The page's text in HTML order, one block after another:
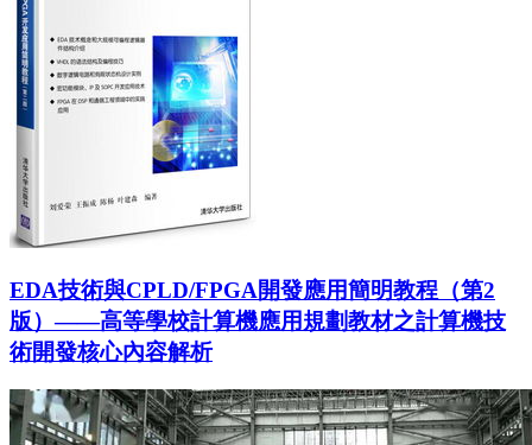
EDA技術與CPLD/FPGA開發應用簡明教程（第2
版）——高等學校計算機應用規劃教材之計算機技
術開發核心內容解析